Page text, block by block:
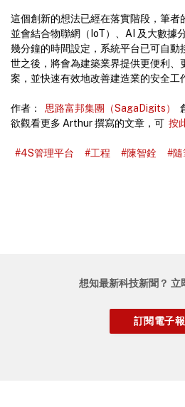
這個創新的想法已經在落實階段，筆者
並會結合物聯網（IoT）、AI 及大數據
幾分鐘的時間設定，系統平台已可自動
世之後，將會為建築業界提供更便利、
案，並快速有效地改善建造業的安全工
作者： 思路富邦集團（SagaDigits）
欲觀看更多 Arthur 撰寫的文章，可 按
#4S管理平台 #工程 #陳智銓 #隨
想知最新科技新聞？ 立